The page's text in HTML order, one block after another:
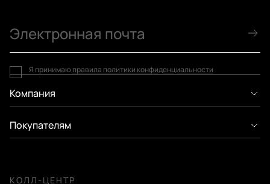
Компания
Покупателям
КОЛЛ-ЦЕНТР
Я принимаю правила политики конфиденциальности